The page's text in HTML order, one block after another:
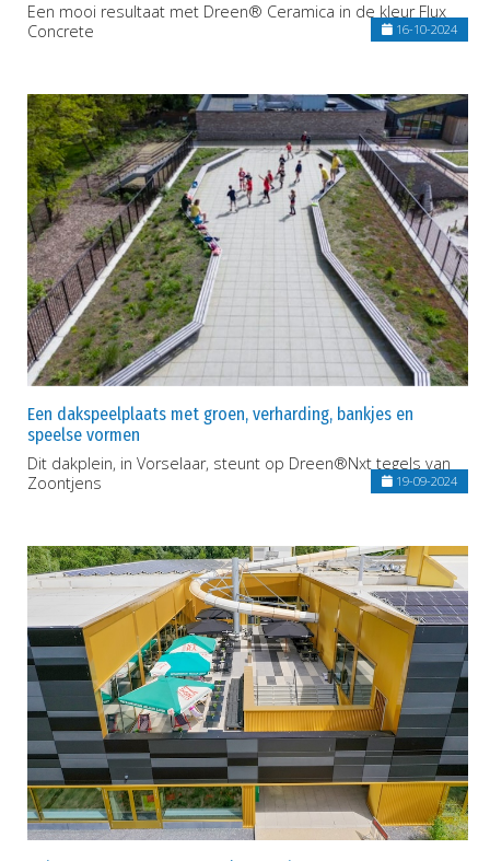
Een mooi resultaat met Dreen® Ceramica in de kleur Flux
Concrete
16-10-2024
Een dakspeelplaats met groen, verharding, bankjes en
speelse vormen
Dit dakplein, in Vorselaar, steunt op Dreen®Nxt tegels van
Zoontjens
19-09-2024